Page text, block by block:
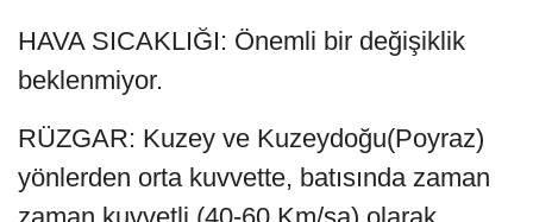
HAVA SICAKLIĞI: Önemli bir değişiklik
beklenmiyor.
RÜZGAR: Kuzey ve Kuzeydoğu(Poyraz)
yönlerden orta kuvvette, batısında zaman